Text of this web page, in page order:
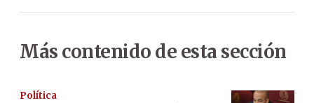
Más contenido de esta sección
Política